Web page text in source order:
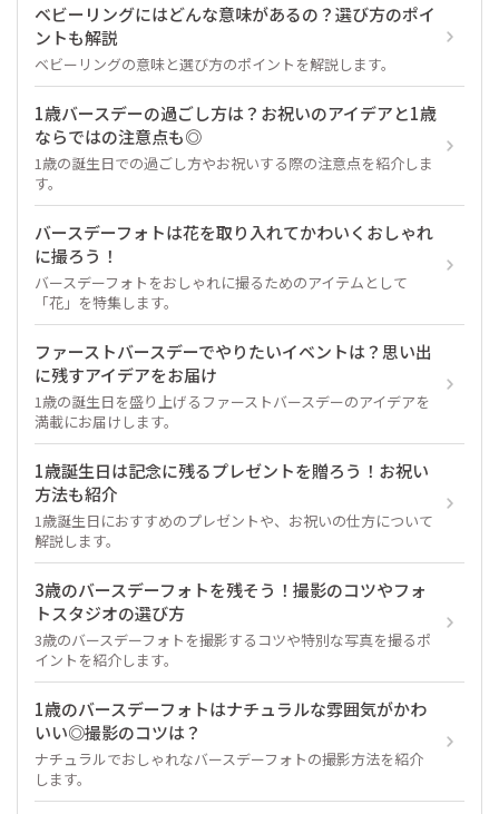
ベビーリングにはどんな意味があるの？選び方のポイ
ントも解説
ベビーリングの意味と選び方のポイントを解説します。
1歳バースデーの過ごし方は？お祝いのアイデアと1歳
ならではの注意点も◎
1歳の誕生日での過ごし方やお祝いする際の注意点を紹介しま
す。
バースデーフォトは花を取り入れてかわいくおしゃれ
に撮ろう！
バースデーフォトをおしゃれに撮るためのアイテムとして
「花」を特集します。
ファーストバースデーでやりたいイベントは？思い出
に残すアイデアをお届け
1歳の誕生日を盛り上げるファーストバースデーのアイデアを
満載にお届けします。
1歳誕生日は記念に残るプレゼントを贈ろう！お祝い
方法も紹介
1歳誕生日におすすめのプレゼントや、お祝いの仕方について
解説します。
3歳のバースデーフォトを残そう！撮影のコツやフォ
トスタジオの選び方
3歳のバースデーフォトを撮影するコツや特別な写真を撮るポ
イントを紹介します。
1歳のバースデーフォトはナチュラルな雰囲気がかわ
いい◎撮影のコツは？
ナチュラルでおしゃれなバースデーフォトの撮影方法を紹介
します。